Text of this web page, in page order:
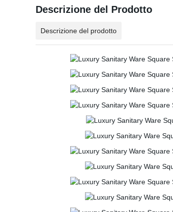
Descrizione del Prodotto
Descrizione del prodotto